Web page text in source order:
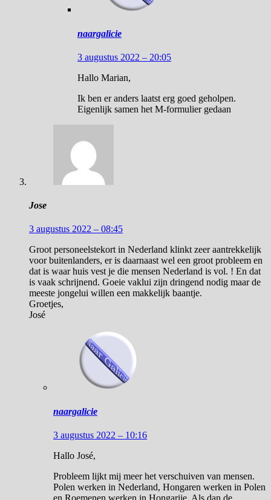
naargalicie
3 augustus 2022 – 20:05
Hallo Marian,
Ik ben er anders laatst erg goed geholpen.
Eigenlijk samen het M-formulier gedaan
Jose
3 augustus 2022 – 08:45
Groot personeelstekort in Nederland klinkt zeer aantrekkelijk
voor buitenlanders, er is daarnaast wel een groot probleem en
dat is waar huis vest je die mensen Nederland is vol. ! En dat
is vaak schrijnend. Goeie vaklui zijn dringend nodig maar de
meeste jongelui willen een makkelijk baantje.
Groetjes,
José
naargalicie
3 augustus 2022 – 10:16
Hallo José,
Probleem lijkt mij meer het verschuiven van mensen.
Polen werken in Nederland, Hongaren werken in Polen
en Roemenen werken in Hongarije. Als dan de